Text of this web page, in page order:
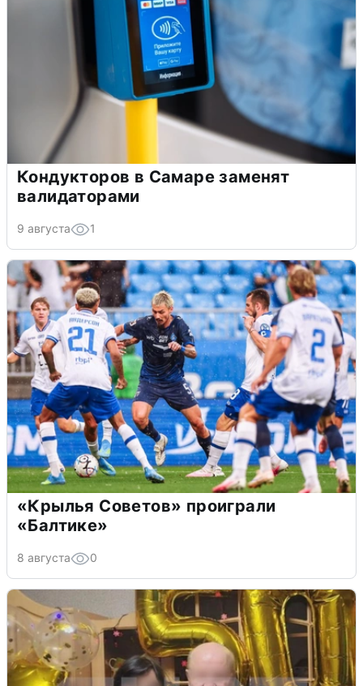
Кондукторов в Самаре заменят
валидаторами
9 августа 1
«Крылья Советов» проиграли
«Балтике»
8 августа 0